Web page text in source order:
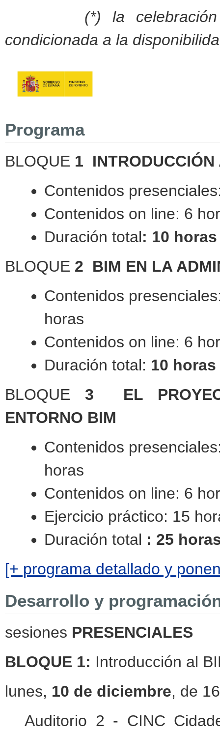
(*) la
condicionada a la
Programa
BLOQUE 1 INTRODUCCIÓN
Contenidos
Contenidos on line: 6
Duración total: 10 horas
BLOQUE 2 BIM EN LA
Contenidos
Contenidos on line: 6
Duración total: 10 horas
BLOQUE 3 EL
ENTORNO BIM
Contenidos
Contenidos on line: 6
Ejercicio práctico: 15
Duración total : 25
[+ programa detallado y
Desarrollo y
sesiones PRESENCIALES
BLOQUE 1: Introducción al
lunes, 10 de diciembre, de
Auditorio 2 - CINC